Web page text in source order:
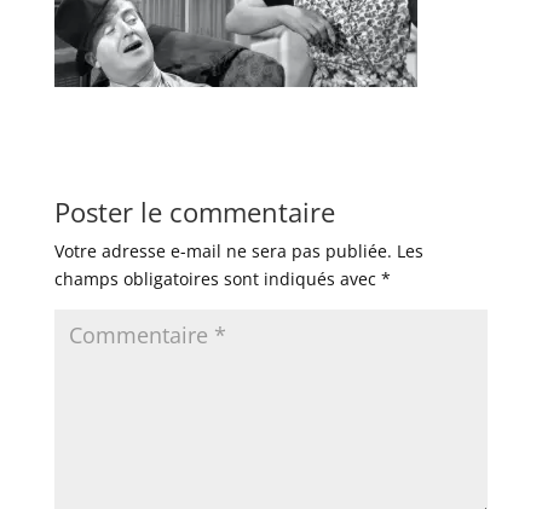
Poster le commentaire
Votre adresse e-mail ne sera pas publiée. Les
champs obligatoires sont indiqués avec *